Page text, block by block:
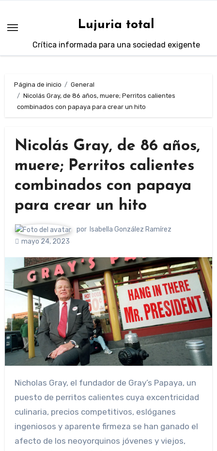
contenido
Lujuria total
Crítica informada para una sociedad exigente
Página de inicio
General
Nicolás Gray, de 86 años, muere; Perritos calientes
combinados con papaya para crear un hito
Nicolás Gray, de 86 años,
muere; Perritos calientes
combinados con papaya
para crear un hito
por Isabella González Ramírez
mayo 24, 2023
Nicholas Gray, el fundador de Gray’s Papaya, un
puesto de perritos calientes cuya excentricidad
culinaria, precios competitivos, eslóganes
ingeniosos y aparente firmeza se han ganado el
afecto de los neoyorquinos jóvenes y viejos,